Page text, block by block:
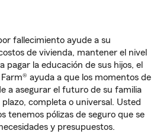
fallecimiento ayude a su
de vivienda, mantener el nivel
pagar la educación de sus hijos, el
ayuda a que los momentos de
a asegurar el futuro de su familia
completa o universal. Usted
tenemos pólizas de seguro que se
y presupuestos.